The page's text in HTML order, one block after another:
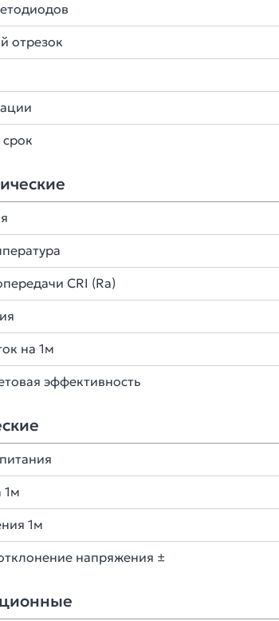
отрезок
CRI (Ra)
на 1м
эффективность
1м
1м
напряжения ±